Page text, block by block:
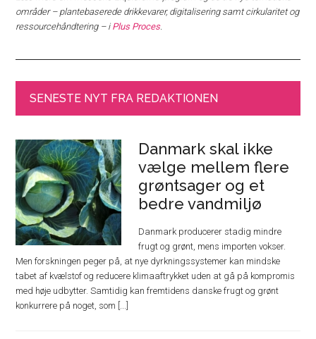
områder – plantebaserede drikkevarer, digitalisering samt cirkularitet og
ressourcehåndtering – i Plus Proces.
SENESTE NYT FRA REDAKTIONEN
Danmark skal ikke
vælge mellem flere
grøntsager og et
bedre vandmiljø
Danmark producerer stadig mindre
frugt og grønt, mens importen vokser.
Men forskningen peger på, at nye dyrkningssystemer kan mindske
tabet af kvælstof og reducere klimaaftrykket uden at gå på kompromis
med høje udbytter. Samtidig kan fremtidens danske frugt og grønt
konkurrere på noget, som [...]